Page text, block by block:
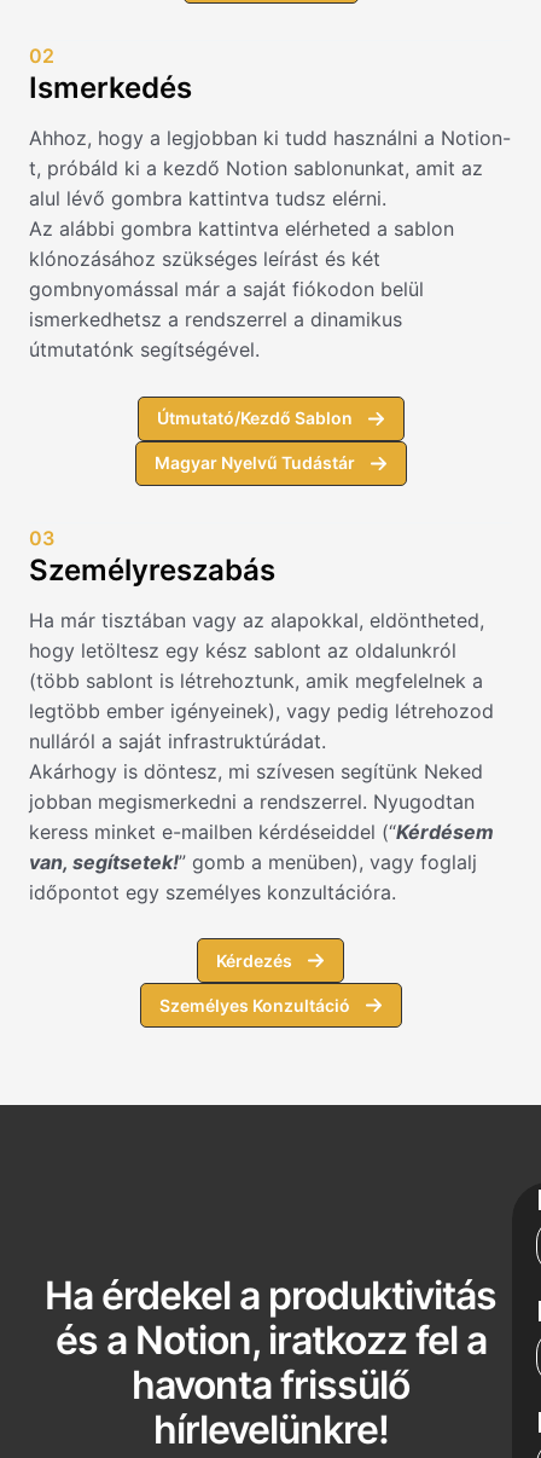
02
Ismerkedés
Ahhoz, hogy a legjobban ki tudd használni a Notion-
t, próbáld ki a kezdő Notion sablonunkat, amit az
alul lévő gombra kattintva tudsz elérni.
Az alábbi gombra kattintva elérheted a sablon
klónozásához szükséges leírást és két
gombnyomással már a saját fiókodon belül
ismerkedhetsz a rendszerrel a dinamikus
útmutatónk segítségével.
Útmutató/Kezdő Sablon
Magyar Nyelvű Tudástár
03
Személyreszabás
Ha már tisztában vagy az alapokkal, eldöntheted,
hogy letöltesz egy kész sablont az oldalunkról
(több sablont is létrehoztunk, amik megfelelnek a
legtöbb ember igényeinek), vagy pedig létrehozod
nulláról a saját infrastruktúrádat.
Akárhogy is döntesz, mi szívesen segítünk Neked
jobban megismerkedni a rendszerrel. Nyugodtan
keress minket e-mailben kérdéseiddel (“Kérdésem
van, segítsetek!” gomb a menüben), vagy foglalj
időpontot egy személyes konzultációra.
Kérdezés
Személyes Konzultáció
Ha érdekel a produktivitás
és a Notion, iratkozz fel a
havonta frissülő
hírlevelünkre!